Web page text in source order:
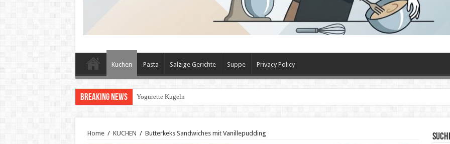
Kuchen Pasta Salzige Gerichte Suppe Privacy Policy
Breaking News geröstete Paprika mit Knoblauch
Home / KUCHEN / Butterkeks Sandwiches mit Vanillepudding